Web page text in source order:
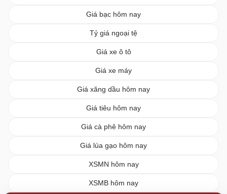
Giá bạc hôm nay
Tỷ giá ngoại tệ
Giá xe ô tô
Giá xe máy
Giá xăng dầu hôm nay
Giá tiêu hôm nay
Giá cà phê hôm nay
Giá lúa gạo hôm nay
XSMN hôm nay
XSMB hôm nay